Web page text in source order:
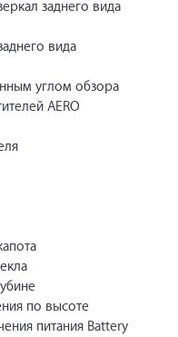
заднего вида
вида
углом обзора
AERO
по высоте
питания Battery